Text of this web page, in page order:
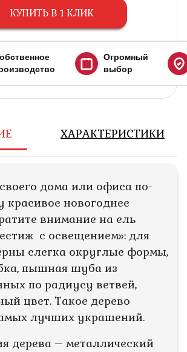
КУПИТЬ В 1 КЛИК
Огромный
выбор
ХАРАКТЕРИСТИКИ
дома или офиса по-
красивое новогоднее
внимание на ель
с освещением»: для
слегка округлые формы,
пышная шуба из
по радиусу ветвей,
цвет. Такое дерево
лучших украшений.
дерева – металлический